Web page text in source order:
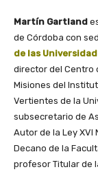
Martín Gartland
de Córdoba con
de las
director del Centro
Misiones del
Vertientes de la
subsecretario de
Autor de la Ley XVI
Decano de la
profesor Titular de